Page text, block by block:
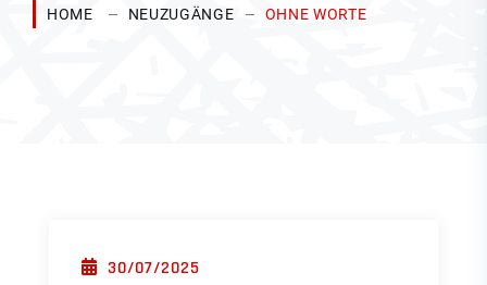
HOME NEUZUGÄNGE OHNE WORTE
POSTED ON
30/07/2025